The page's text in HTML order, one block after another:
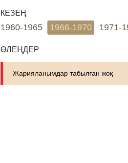
КЕЗЕҢ
1960-1965 1966-1970 1971-
ӨЛЕҢДЕР
Жарияланымдар табылған жоқ